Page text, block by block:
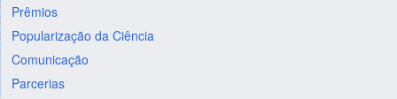
Prêmios
Popularização da Ciência
Comunicação
Parcerias